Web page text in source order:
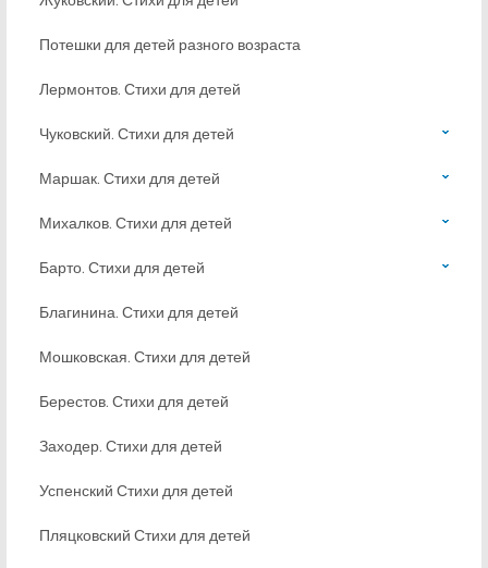
Потешки для детей разного возраста
Лермонтов. Стихи для детей
Чуковский. Стихи для детей
Маршак. Стихи для детей
Михалков. Стихи для детей
Барто. Стихи для детей
Благинина. Стихи для детей
Мошковская. Стихи для детей
Берестов. Стихи для детей
Заходер. Стихи для детей
Успенский Стихи для детей
Пляцковский Стихи для детей